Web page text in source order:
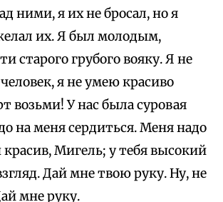
ними, я их не бросал, но я
их. Я был молодым,
старого грубого вояку. Я не
я не умею красиво
возьми! У нас была суровая
на меня сердиться. Меня надо
Мигель; у тебя высокий
Дай мне твою руку. Ну, не
мне руку.